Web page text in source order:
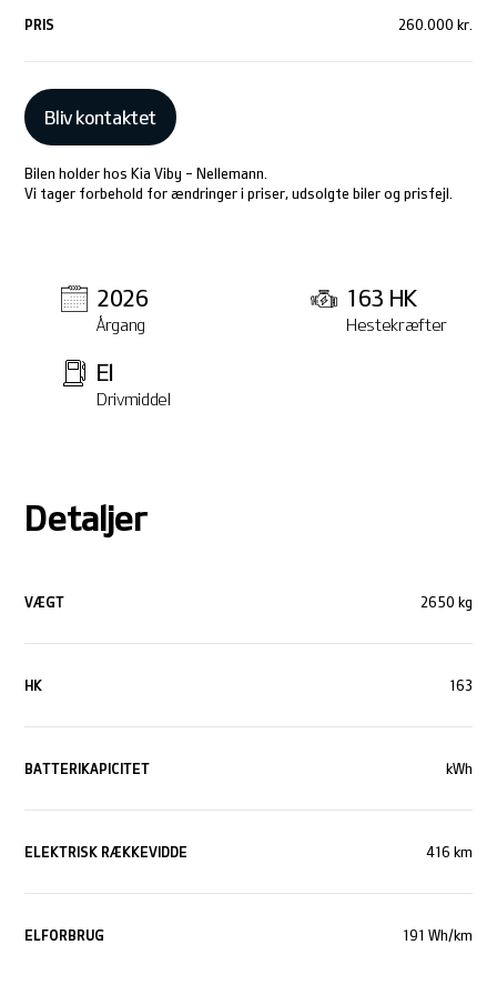
PRIS 260.000 kr.
Bliv kontaktet
Bilen holder hos Kia Viby - Nellemann.
Vi tager forbehold for ændringer i priser, udsolgte biler og prisfejl.
2026
Årgang
163 HK
Hestekræfter
El
Drivmiddel
Detaljer
VÆGT 2650 kg
HK 163
BATTERIKAPICITET kWh
ELEKTRISK RÆKKEVIDDE 416 km
ELFORBRUG 191 Wh/km